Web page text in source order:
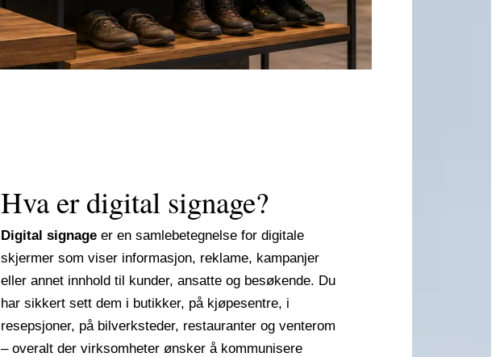
Hva er digital signage?
Digital signage er en samlebetegnelse for digitale
skjermer som viser informasjon, reklame, kampanjer
eller annet innhold til kunder, ansatte og besøkende. Du
har sikkert sett dem i butikker, på kjøpesentre, i
resepsjoner, på bilverksteder, restauranter og venterom
– overalt der virksomheter ønsker å kommunisere